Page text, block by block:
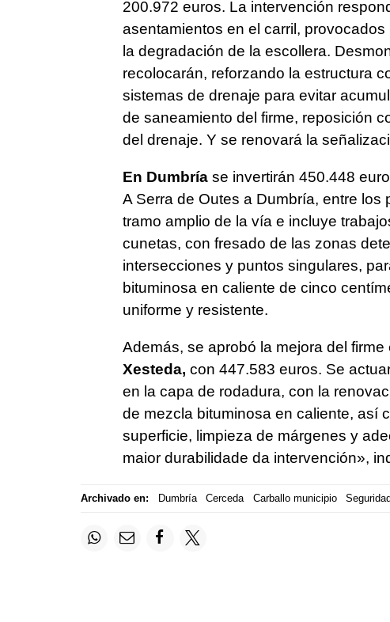
200.972 euros. La intervención
asentamientos en el carril,
la degradación de la escollera.
recolocarán, reforzando la estructura
sistemas de drenaje para evitar
de saneamiento del firme, reposición
del drenaje. Y se renovará la
En Dumbríase invertirán 450.448
A Serra de Outes a Dumbría, entre
tramo amplio de la vía e incluye
cunetas, con fresado de las zonas
intersecciones y puntos singulares,
bituminosa en caliente de cinco
uniforme y resistente.
Además, se aprobó la mejora del
Xesteda, con 447.583 euros. Se
en la capa de rodadura, con la
de mezcla bituminosa en caliente, así
superficie, limpieza de márgenes y
maior durabilidade da intervención»,
Archivado en: Dumbría Cerceda Carballo municipio